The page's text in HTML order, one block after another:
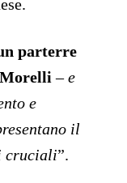
parterre
Morelli–e
e
il
cruciali”.